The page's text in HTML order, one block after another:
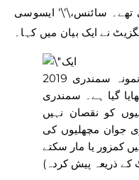
سائنس،\’\’ ایسوسی
نے ایک بیان میں کہا۔
2019 میں نوعمر جنگلی سالمن کا نمونہ سمندری
گیا ہے۔ سمندری
کو نقصان نہیں
جوان مچھلیوں کی
کمزور یا مار سکتے
کے ذریعہ پیش کردہ)